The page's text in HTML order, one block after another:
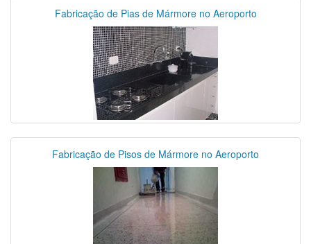
Fabricação de Pias de Mármore no Aeroporto
Fabricação de Pisos de Mármore no Aeroporto